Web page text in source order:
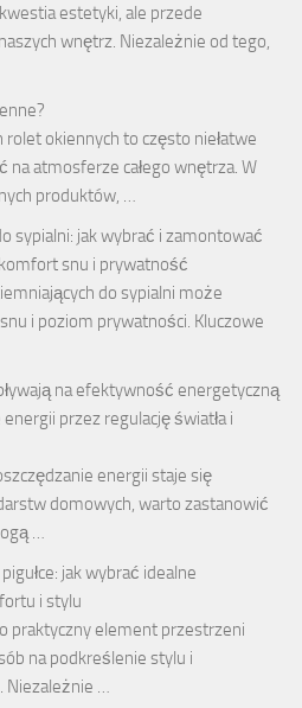
estetyki, ale przede
wnętrz. Niezależnie od tego,
okiennych to często niełatwe
atmosferze całego wnętrza. W
produktów, …
sypialni: jak wybrać i zamontować
snu i prywatność
do sypialni może
i poziom prywatności. Kluczowe
na efektywność energetyczną
przez regulację światła i
energii staje się
domowych, warto zastanowić
…
jak wybrać idealne
i stylu
praktyczny element przestrzeni
na podkreślenie stylu i
Niezależnie …